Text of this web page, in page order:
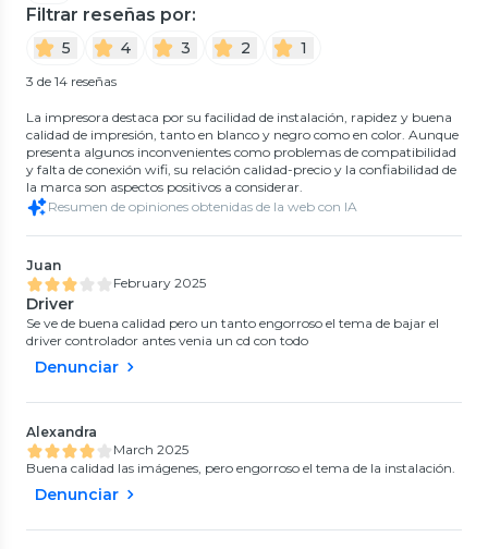
Filtrar reseñas por:
5 4 3 2 1
3 de 14 reseñas
La impresora destaca por su facilidad de instalación, rapidez y buena
calidad de impresión, tanto en blanco y negro como en color. Aunque
presenta algunos inconvenientes como problemas de compatibilidad
y falta de conexión wifi, su relación calidad-precio y la confiabilidad de
la marca son aspectos positivos a considerar.
Resumen de opiniones obtenidas de la web con IA
Juan
February 2025
Driver
Se ve de buena calidad pero un tanto engorroso el tema de bajar el
driver controlador antes venia un cd con todo
Denunciar
Alexandra
March 2025
Buena calidad las imágenes, pero engorroso el tema de la instalación.
Denunciar